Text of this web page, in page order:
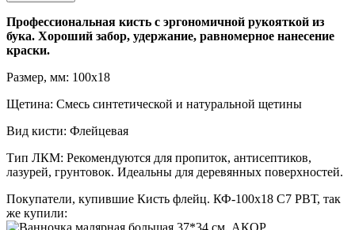
Профессиональная кисть с эргономичной рукояткой из
бука. Хороший забор, удержание, равномерное нанесение
краски.
Размер, мм: 100x18
Щетина: Смесь синтетической и натуральной щетины
Вид кисти: Флейцевая
Тип ЛКМ: Рекомендуются для пропиток, антисептиков,
лазурей, грунтовок. Идеальны для деревянных поверхностей.
Покупатели, купившие Кисть флейц. КФ-100х18 С7 РВТ​, так
же купили: